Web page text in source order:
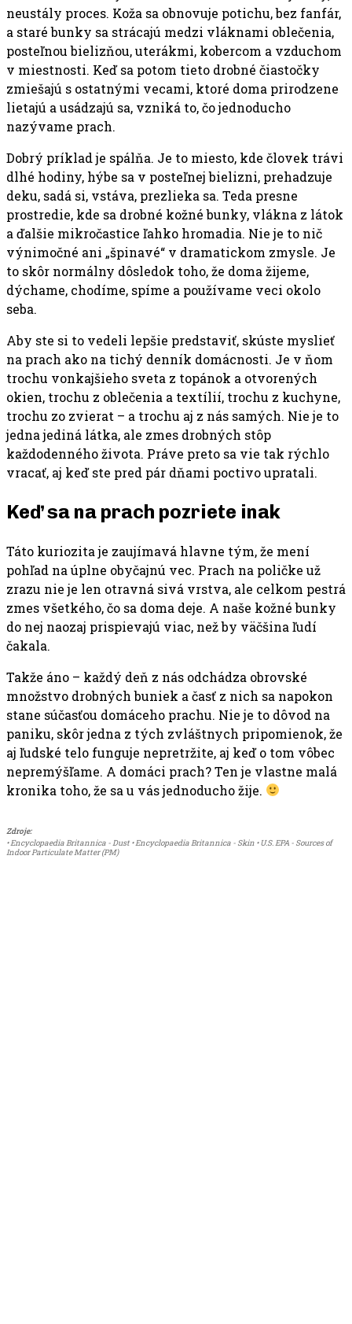
neustály proces. Koža sa obnovuje potichu, bez fanfár,
a staré bunky sa strácajú medzi vláknami oblečenia,
posteľnou bielizňou, uterákmi, kobercom a vzduchom
v miestnosti. Keď sa potom tieto drobné čiastočky
zmiešajú s ostatnými vecami, ktoré doma prirodzene
lietajú a usádzajú sa, vzniká to, čo jednoducho
nazývame prach.
Dobrý príklad je spálňa. Je to miesto, kde človek trávi
dlhé hodiny, hýbe sa v posteľnej bielizni, prehadzuje
deku, sadá si, vstáva, prezlieka sa. Teda presne
prostredie, kde sa drobné kožné bunky, vlákna z látok
a ďalšie mikročastice ľahko hromadia. Nie je to nič
výnimočné ani „špinavé“ v dramatickom zmysle. Je
to skôr normálny dôsledok toho, že doma žijeme,
dýchame, chodíme, spíme a používame veci okolo
seba.
Aby ste si to vedeli lepšie predstaviť, skúste myslieť
na prach ako na tichý denník domácnosti. Je v ňom
trochu vonkajšieho sveta z topánok a otvorených
okien, trochu z oblečenia a textílií, trochu z kuchyne,
trochu zo zvierat – a trochu aj z nás samých. Nie je to
jedna jediná látka, ale zmes drobných stôp
každodenného života. Práve preto sa vie tak rýchlo
vracať, aj keď ste pred pár dňami poctivo upratali.
Keď sa na prach pozriete inak
Táto kuriozita je zaujímavá hlavne tým, že mení
pohľad na úplne obyčajnú vec. Prach na poličke už
zrazu nie je len otravná sivá vrstva, ale celkom pestrá
zmes všetkého, čo sa doma deje. A naše kožné bunky
do nej naozaj prispievajú viac, než by väčšina ľudí
čakala.
Takže áno – každý deň z nás odchádza obrovské
množstvo drobných buniek a časť z nich sa napokon
stane súčasťou domáceho prachu. Nie je to dôvod na
paniku, skôr jedna z tých zvláštnych pripomienok, že
aj ľudské telo funguje nepretržite, aj keď o tom vôbec
nepremýšľame. A domáci prach? Ten je vlastne malá
kronika toho, že sa u vás jednoducho žije.
Zdroje:
• Encyclopaedia Britannica - Dust • Encyclopaedia Britannica - Skin • U.S. EPA - Sources of
Indoor Particulate Matter (PM)